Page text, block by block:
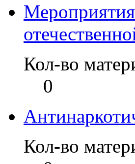
Кол-во
0
Кол-во